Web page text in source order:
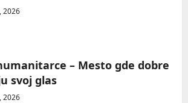
2026
– Mesto gde dobre
svoj glas
2026